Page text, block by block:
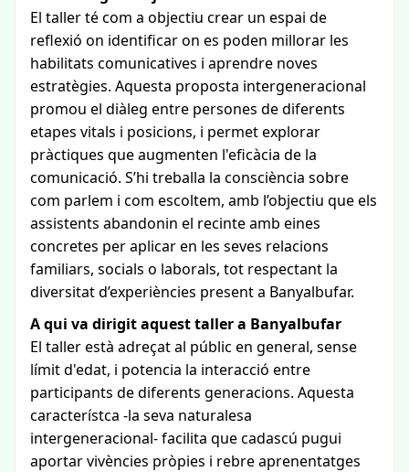
El taller té com a objectiu crear un espai de
reflexió on identificar on es poden millorar les
habilitats comunicatives i aprendre noves
estratègies. Aquesta proposta intergeneracional
promou el diàleg entre persones de diferents
etapes vitals i posicions, i permet explorar
pràctiques que augmenten l'eficàcia de la
comunicació. S’hi treballa la consciència sobre
com parlem i com escoltem, amb l’objectiu que els
assistents abandonin el recinte amb eines
concretes per aplicar en les seves relacions
familiars, socials o laborals, tot respectant la
diversitat d’experiències present a Banyalbufar.
A qui va dirigit aquest taller a Banyalbufar
El taller està adreçat al públic en general, sense
límit d'edat, i potencia la interacció entre
participants de diferents generacions. Aquesta
característca -la seva naturalesa
intergeneracional- facilita que cadascú pugui
aportar vivències pròpies i rebre aprenentatges